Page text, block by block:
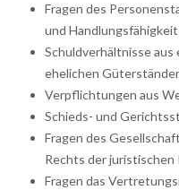
Fragen des
und
Schuldverhältnisse aus
ehelichen
Verpflichtungen aus
Schieds- und
Fragen des
Rechts der juristischen
Fragen das